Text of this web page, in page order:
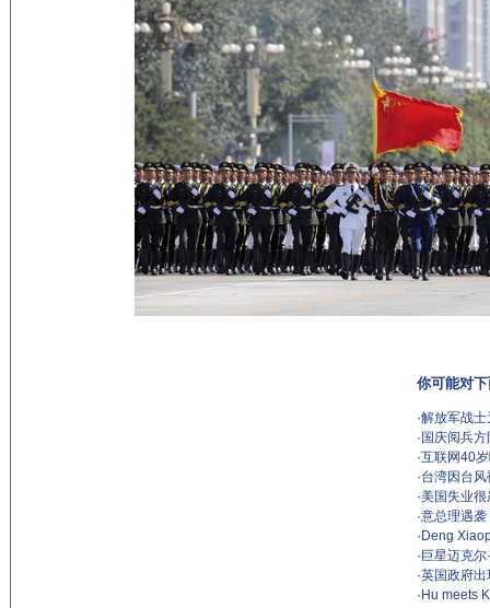
你可能对
·解放军战
· 国庆阅兵
·互联网40
·台湾因台
·美国失业
·意总理遇
· Deng
· 巨星迈克
·英国政府出
· Hu meets